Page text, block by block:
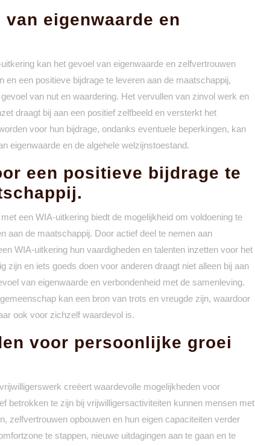
eigenwaarde en
kan het gevoel van eigenwaarde en zelfvertrouwen
en een positieve bijdrage te leveren aan de maatschappij,
van nut en waardering. Het vervullen van zinvol werk en
draagt bij aan een positief zelfbeeld en versterkt het
voor hun bijdrage, ondanks eventuele beperkingen, kan
eigenwaarde en de algehele welzijnstoestand.
een positieve bijdrage te
een WIA-uitkering biedt de mogelijkheid om voldoening te
aan de maatschappij. Door actief deel te nemen aan
WIA-uitkering hun vaardigheden en talenten inzetten voor het
zijn en iets goeds doen voor anderen draagt niet alleen bij aan
van eigenwaarde en verbondenheid met de samenleving.
kan een bron van trots en vreugde zijn, waardoor
ook voor zichzelf waardevol is.
voor persoonlijke groei
creëert waardevolle mogelijkheden voor
betrokken te zijn bij vrijwilligersactiviteiten kunnen mensen met
zelfvertrouwen opbouwen en hun eigen capaciteiten verder
te stappen, nieuwe uitdagingen aan te gaan en te